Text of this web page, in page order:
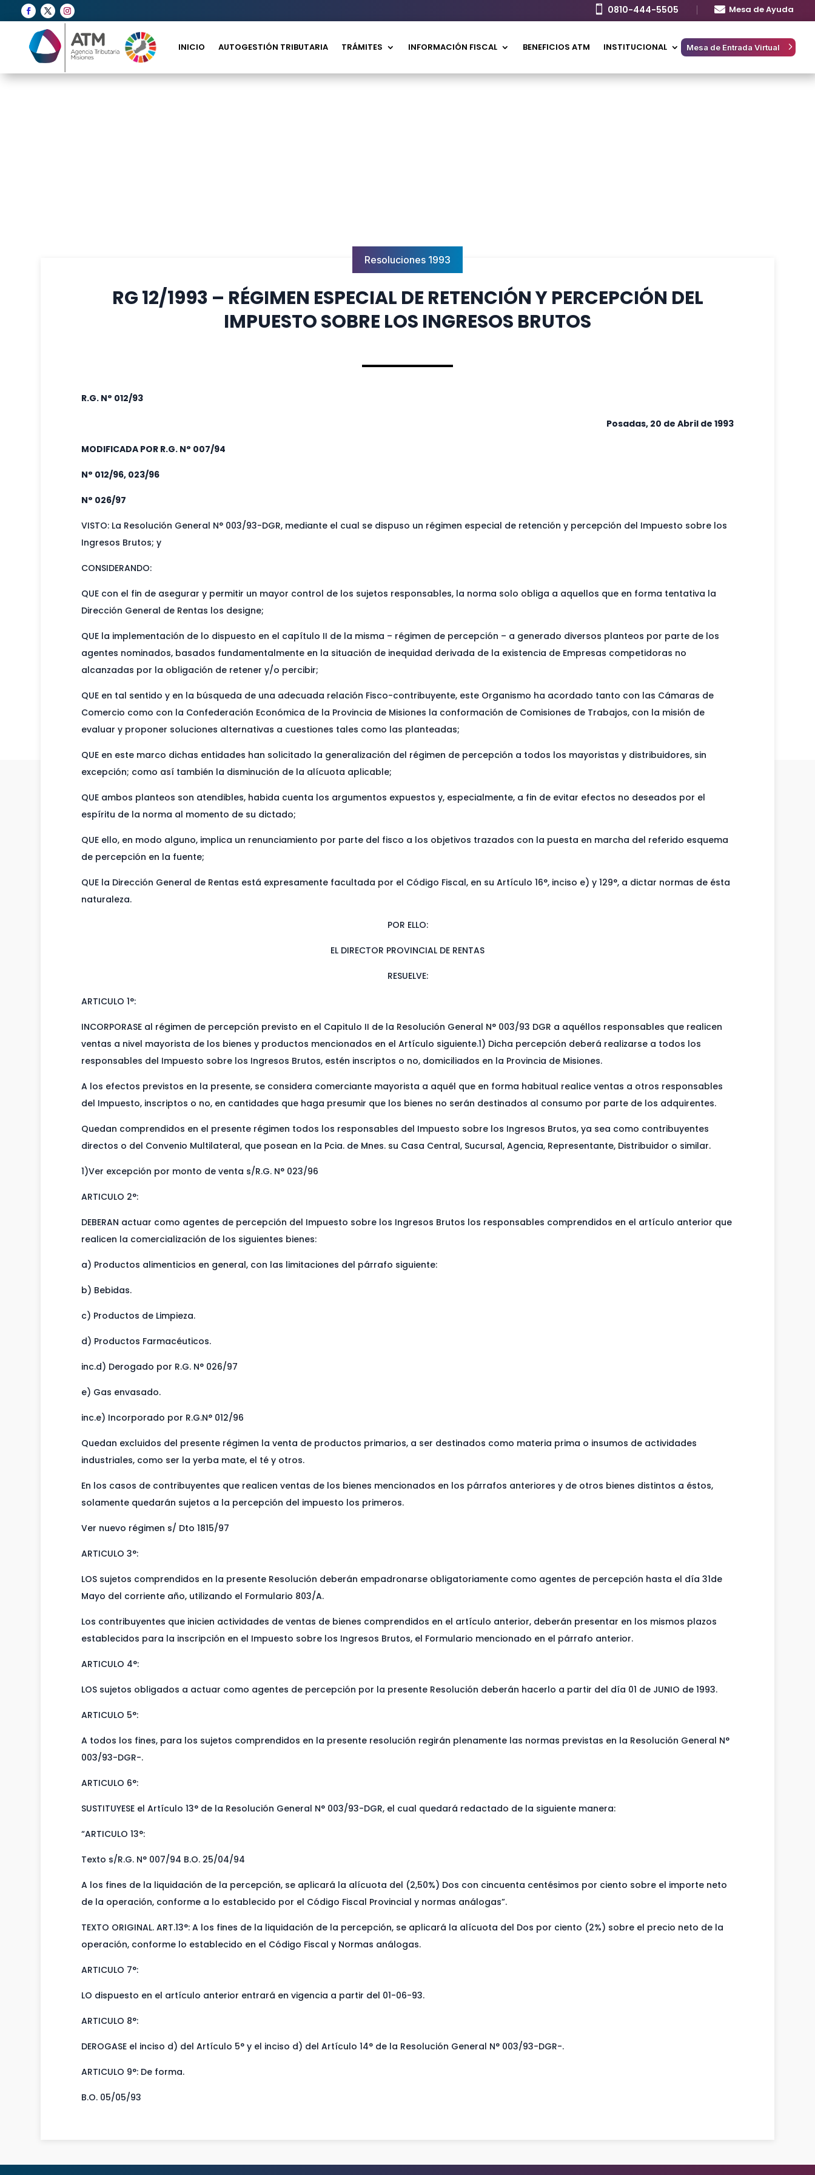
 0810-444-5505  Mesa de Ayuda
INICIO AUTOGESTIÓN TRIBUTARIA TRÁMITES INFORMACIÓN FISCAL BENEFICIOS ATM INSTITUCIONAL Mesa de Entrada Virtual
Resoluciones 1993
RG 12/1993 – RÉGIMEN ESPECIAL DE RETENCIÓN Y PERCEPCIÓN DEL
IMPUESTO SOBRE LOS INGRESOS BRUTOS
R.G. N° 012/93
Posadas, 20 de Abril de 1993
MODIFICADA POR R.G. N° 007/94
N° 012/96, 023/96
N° 026/97
VISTO: La Resolución General N° 003/93-DGR, mediante el cual se dispuso un régimen especial de retención y percepción del Impuesto sobre los
Ingresos Brutos; y
CONSIDERANDO:
QUE con el fin de asegurar y permitir un mayor control de los sujetos responsables, la norma solo obliga a aquellos que en forma tentativa la
Dirección General de Rentas los designe;
QUE la implementación de lo dispuesto en el capítulo II de la misma – régimen de percepción – a generado diversos planteos por parte de los
agentes nominados, basados fundamentalmente en la situación de inequidad derivada de la existencia de Empresas competidoras no
alcanzadas por la obligación de retener y/o percibir;
QUE en tal sentido y en la búsqueda de una adecuada relación Fisco-contribuyente, este Organismo ha acordado tanto con las Cámaras de
Comercio como con la Confederación Económica de la Provincia de Misiones la conformación de Comisiones de Trabajos, con la misión de
evaluar y proponer soluciones alternativas a cuestiones tales como las planteadas;
QUE en este marco dichas entidades han solicitado la generalización del régimen de percepción a todos los mayoristas y distribuidores, sin
excepción; como así también la disminución de la alícuota aplicable;
QUE ambos planteos son atendibles, habida cuenta los argumentos expuestos y, especialmente, a fin de evitar efectos no deseados por el
espíritu de la norma al momento de su dictado;
QUE ello, en modo alguno, implica un renunciamiento por parte del fisco a los objetivos trazados con la puesta en marcha del referido esquema
de percepción en la fuente;
QUE la Dirección General de Rentas está expresamente facultada por el Código Fiscal, en su Artículo 16°, inciso e) y 129°, a dictar normas de ésta
naturaleza.
POR ELLO:
EL DIRECTOR PROVINCIAL DE RENTAS
RESUELVE:
ARTICULO 1°:
INCORPORASE al régimen de percepción previsto en el Capitulo II de la Resolución General N° 003/93 DGR a aquéllos responsables que realicen
ventas a nivel mayorista de los bienes y productos mencionados en el Artículo siguiente.1) Dicha percepción deberá realizarse a todos los
responsables del Impuesto sobre los Ingresos Brutos, estén inscriptos o no, domiciliados en la Provincia de Misiones.
A los efectos previstos en la presente, se considera comerciante mayorista a aquél que en forma habitual realice ventas a otros responsables
del Impuesto, inscriptos o no, en cantidades que haga presumir que los bienes no serán destinados al consumo por parte de los adquirentes.
Quedan comprendidos en el presente régimen todos los responsables del Impuesto sobre los Ingresos Brutos, ya sea como contribuyentes
directos o del Convenio Multilateral, que posean en la Pcia. de Mnes. su Casa Central, Sucursal, Agencia, Representante, Distribuidor o similar.
1)Ver excepción por monto de venta s/R.G. N° 023/96
ARTICULO 2°:
DEBERAN actuar como agentes de percepción del Impuesto sobre los Ingresos Brutos los responsables comprendidos en el artículo anterior que
realicen la comercialización de los siguientes bienes:
a) Productos alimenticios en general, con las limitaciones del párrafo siguiente:
b) Bebidas.
c) Productos de Limpieza.
d) Productos Farmacéuticos.
inc.d) Derogado por R.G. N° 026/97
e) Gas envasado.
inc.e) Incorporado por R.G.N° 012/96
Quedan excluidos del presente régimen la venta de productos primarios, a ser destinados como materia prima o insumos de actividades
industriales, como ser la yerba mate, el té y otros.
En los casos de contribuyentes que realicen ventas de los bienes mencionados en los párrafos anteriores y de otros bienes distintos a éstos,
solamente quedarán sujetos a la percepción del impuesto los primeros.
Ver nuevo régimen s/ Dto 1815/97
ARTICULO 3°:
LOS sujetos comprendidos en la presente Resolución deberán empadronarse obligatoriamente como agentes de percepción hasta el día 31de
Mayo del corriente año, utilizando el Formulario 803/A.
Los contribuyentes que inicien actividades de ventas de bienes comprendidos en el artículo anterior, deberán presentar en los mismos plazos
establecidos para la inscripción en el Impuesto sobre los Ingresos Brutos, el Formulario mencionado en el párrafo anterior.
ARTICULO 4°:
LOS sujetos obligados a actuar como agentes de percepción por la presente Resolución deberán hacerlo a partir del día 01 de JUNIO de 1993.
ARTICULO 5°:
A todos los fines, para los sujetos comprendidos en la presente resolución regirán plenamente las normas previstas en la Resolución General N°
003/93-DGR-.
ARTICULO 6°:
SUSTITUYESE el Artículo 13° de la Resolución General N° 003/93-DGR, el cual quedará redactado de la siguiente manera:
“ARTICULO 13°:
Texto s/R.G. N° 007/94 B.O. 25/04/94
A los fines de la liquidación de la percepción, se aplicará la alícuota del (2,50%) Dos con cincuenta centésimos por ciento sobre el importe neto
de la operación, conforme a lo establecido por el Código Fiscal Provincial y normas análogas”.
TEXTO ORIGINAL. ART.13°: A los fines de la liquidación de la percepción, se aplicará la alícuota del Dos por ciento (2%) sobre el precio neto de la
operación, conforme lo establecido en el Código Fiscal y Normas análogas.
ARTICULO 7°:
LO dispuesto en el artículo anterior entrará en vigencia a partir del 01-06-93.
ARTICULO 8°:
DEROGASE el inciso d) del Artículo 5° y el inciso d) del Artículo 14° de la Resolución General N° 003/93-DGR-.
ARTICULO 9°: De forma.
B.O. 05/05/93